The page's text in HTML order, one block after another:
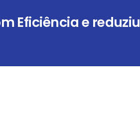
Eficiência e reduziu